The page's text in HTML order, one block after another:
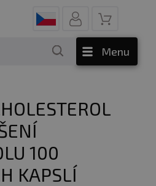
Menu
100
KAPSLÍ